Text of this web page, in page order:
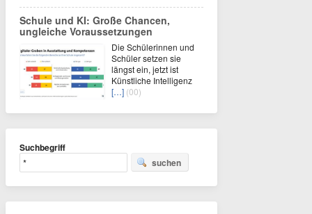
Schule und KI: Große Chancen,
ungleiche Voraussetzungen
Die Schülerinnen und
Schüler setzen sie
längst ein, jetzt ist
Künstliche Intelligenz
[…] (00)
Suchbegriff
suchen